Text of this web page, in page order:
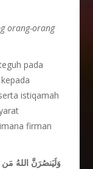
orang-orang
pada
istiqamah
firman
وَلَيَنصُرَنَّ اللهُ